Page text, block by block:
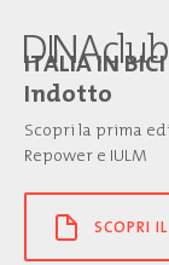
ITALIA IN
Indotto
Scopri la prima
Repower e IULM
SCOPRI